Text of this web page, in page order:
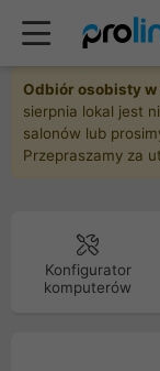
Odbiór osobisty w
sierpnia lokal jest
salonów lub
Przepraszamy za
Konfigurator
komputerów